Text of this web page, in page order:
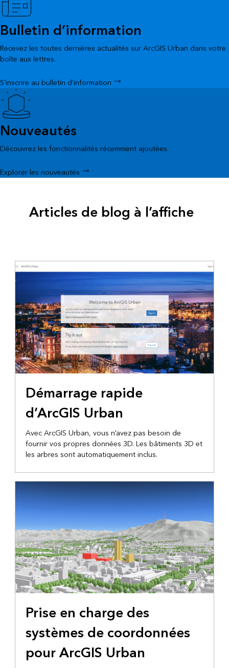
Bulletin d’information
Recevez les toutes dernières actualités sur ArcGIS Urban dans votre
boîte aux lettres.
S’inscrire au bulletin d’information
Nouveautés
Découvrez les fonctionnalités récemment ajoutées.
Explorer les nouveautés
Articles de blog à l’affiche
Démarrage rapide
d’ArcGIS Urban
Avec ArcGIS Urban, vous n’avez pas besoin de
fournir vos propres données 3D. Les bâtiments 3D et
les arbres sont automatiquement inclus.
Prise en charge des
systèmes de coordonnées
pour ArcGIS Urban